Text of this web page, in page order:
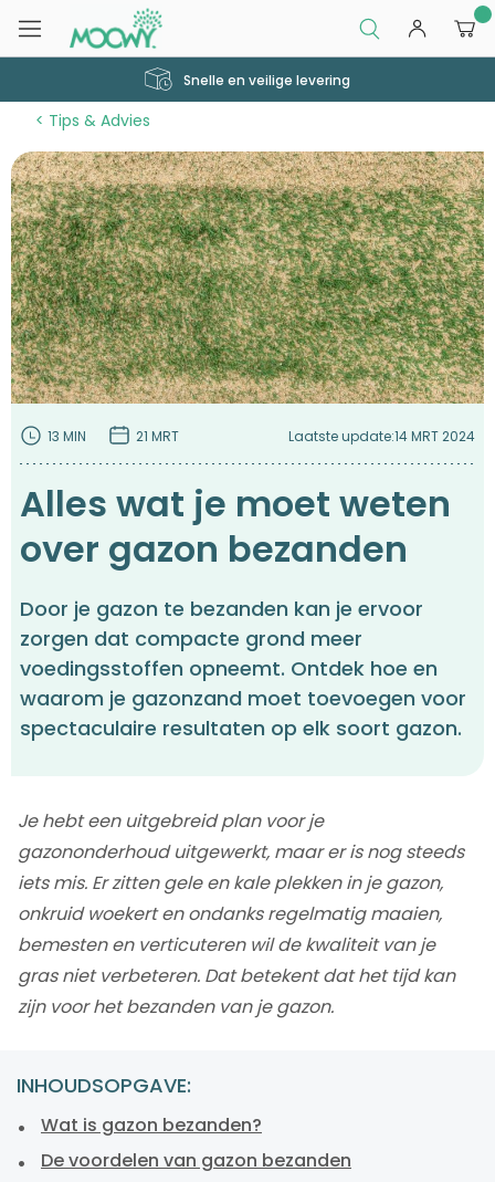
250.000 + tevreden klanten
Tips & Advies
13 MIN 21 MRT Laatste update:14 MRT 2024
Alles wat je moet weten
over gazon bezanden
Door je gazon te bezanden kan je ervoor
zorgen dat compacte grond meer
voedingsstoffen opneemt. Ontdek hoe en
waarom je gazonzand moet toevoegen voor
spectaculaire resultaten op elk soort gazon.
Je hebt een uitgebreid plan voor je
gazononderhoud uitgewerkt, maar er is nog steeds
iets mis. Er zitten gele en kale plekken in je gazon,
onkruid woekert en ondanks regelmatig maaien,
bemesten en verticuteren wil de kwaliteit van je
gras niet verbeteren. Dat betekent dat het tijd kan
zijn voor het bezanden van je gazon.
INHOUDSOPGAVE:
Wat is gazon bezanden?
De voordelen van gazon bezanden